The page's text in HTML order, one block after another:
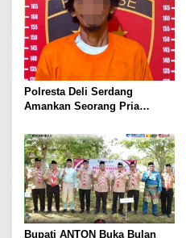
Kali Mangkir dari Panggilan
Polisi
Polresta Deli Serdang
Amankan Seorang Pria
Tindak Pidana Kekerasan
Seksual terhadap
Penyandang Disabilitas
Bupati ANTON Buka Bulan